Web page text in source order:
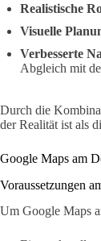
Realistische
Visuelle
Verbesserte
Abgleich mit
Durch die
der Realität ist als
Google Maps am
Voraussetzungen
Um Google Maps